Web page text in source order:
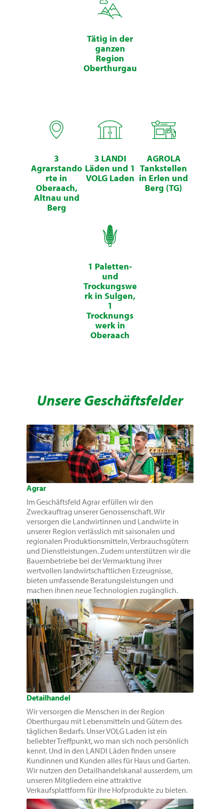
Tätig in der
ganzen
Region
Oberthurgau
3
Agrarstando
rte in
Oberaach,
Altnau und
Berg
3 LANDI
Läden und 1
VOLG Laden
AGROLA
Tankstellen
in Erlen und
Berg (TG)
1 Paletten-
und
Trockungswe
rk in Sulgen,
1
Trocknungs
werk in
Oberaach
Unsere Geschäftsfelder
Agrar
Im Geschäftsfeld Agrar erfüllen wir den
Zweckauftrag unserer Genossenschaft. Wir
versorgen die Landwirtinnen und Landwirte in
unserer Region verlässlich mit saisonalen und
regionalen Produktionsmitteln, Verbrauchsgütern
und Dienstleistungen. Zudem unterstützen wir die
Bauernbetriebe bei der Vermarktung ihrer
wertvollen landwirtschaftlichen Erzeugnisse,
bieten umfassende Beratungsleistungen und
machen ihnen neue Technologien zugänglich.
Detailhandel
Wir versorgen die Menschen in der Region
Oberthurgau mit Lebensmitteln und Gütern des
täglichen Bedarfs. Unser VOLG Laden ist ein
beliebter Treffpunkt, wo man sich noch persönlich
kennt. Und in den LANDI Läden finden unsere
Kundinnen und Kunden alles für Haus und Garten.
Wir nutzen den Detailhandelskanal ausserdem, um
unseren Mitgliedern eine attraktive
Verkaufsplattform für ihre Hofprodukte zu bieten.